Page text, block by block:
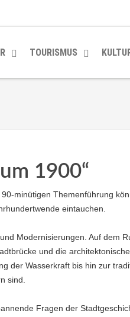
TOURISMUS
1900“
minütigen Themenführung
eintauchen.
Modernisierungen. Auf dem
und die
der Wasserkraft bis hin zur
sind.
Fragen der